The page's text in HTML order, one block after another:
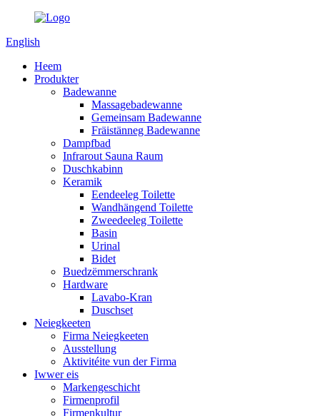
English
Heem
Produkter
Badewanne
Massagebadewanne
Gemeinsam Badewanne
Fräistänneg Badewanne
Dampfbad
Infrarout Sauna Raum
Duschkabinn
Keramik
Eendeeleg Toilette
Wandhängend Toilette
Zweedeeleg Toilette
Basin
Urinal
Bidet
Buedzëmmerschrank
Hardware
Lavabo-Kran
Duschset
Neiegkeeten
Firma Neiegkeeten
Ausstellung
Aktivitéite vun der Firma
Iwwer eis
Markengeschicht
Firmenprofil
Firmenkultur